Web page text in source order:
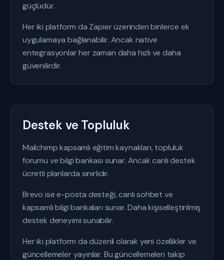
güçlüdür.
Her iki platform da Zapier üzerinden binlerce ek
uygulamaya bağlanabilir. Ancak native
entegrasyonlar her zaman daha hızlı ve daha
güvenilirdir.
Destek ve Topluluk
Mailchimp kapsamlı eğitim kaynakları, topluluk
forumu ve bilgi bankası sunar. Ancak canlı destek
ücretli planlarda sınırlıdır.
Brevo ise e-posta desteği, canlı sohbet ve
kapsamlı bilgi bankaları sunar. Daha kişiselleştirilmiş
destek deneyimi sunabilir.
Her iki platform da düzenli olarak yeni özellikler ve
güncellemeler yayınlar. Bu güncellemeleri takip